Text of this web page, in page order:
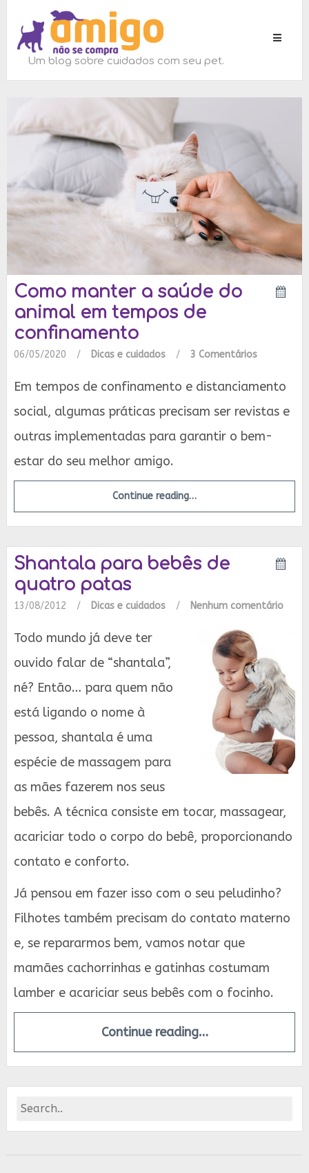
Toggle
Um blog sobre cuidados com seu pet.
Como manter a saúde do
animal em tempos de
confinamento
06/05/2020 / Dicas e cuidados / 3 Comentários
Em tempos de confinamento e distanciamento
social, algumas práticas precisam ser revistas e
outras implementadas para garantir o bem-
estar do seu melhor amigo.
Continue reading…
Shantala para bebês de
quatro patas
13/08/2012 / Dicas e cuidados / Nenhum comentário
Todo mundo já deve ter
ouvido falar de “shantala”,
né? Então… para quem não
está ligando o nome à
pessoa, shantala é uma
espécie de massagem para
as mães fazerem nos seus
bebês. A técnica consiste em tocar, massagear,
acariciar todo o corpo do bebê, proporcionando
contato e conforto.
Já pensou em fazer isso com o seu peludinho?
Filhotes também precisam do contato materno
e, se repararmos bem, vamos notar que
mamães cachorrinhas e gatinhas costumam
lamber e acariciar seus bebês com o focinho.
Continue reading…